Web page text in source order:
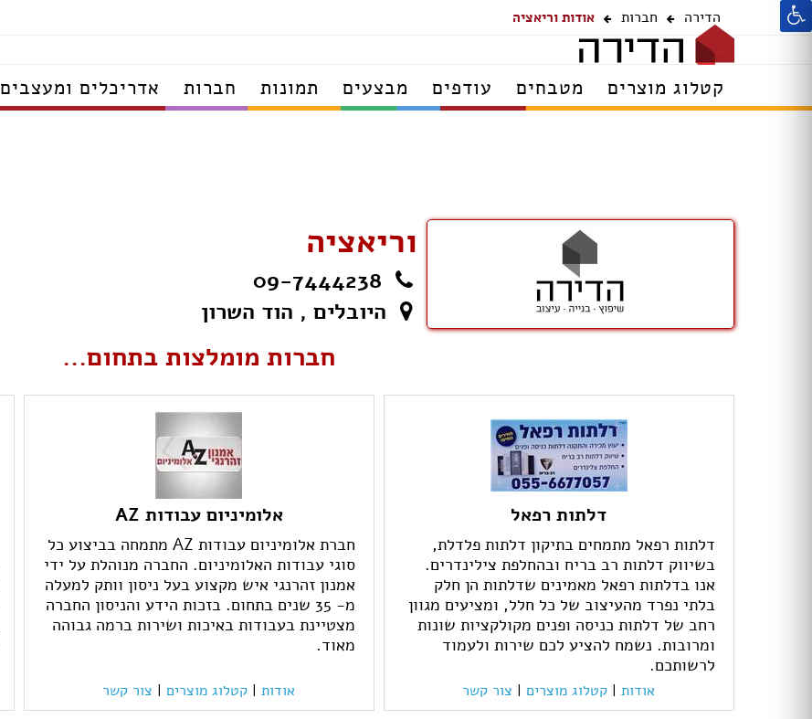
הדירה חברות אודות וריאציה
קטלוג מוצרים מטבחים עודפים מבצעים תמונות חברות אדריכלים ומעצבים
וריאציה
09-7444238
היובלים , הוד השרון
חברות מומלצות בתחום...
דלתות רפאל
דלתות רפאל מתמחים בתיקון דלתות פלדלת,
בשיווק דלתות רב בריח ובהחלפת צילינדרים.
אנו בדלתות רפאל מאמינים שדלתות הן חלק
בלתי נפרד מהעיצוב של כל חלל, ומציעים מגוון
רחב של דלתות כניסה ופנים מקולקציות שונות
ומרובות. נשמח להציע לכם שירות ולעמוד
לרשותכם.
אודות | קטלוג מוצרים | צור קשר
אלומיניום עבודות AZ
חברת אלומיניום עבודות AZ מתמחה בביצוע כל
סוגי עבודות האלומיניום. החברה מנוהלת על ידי
אמנון זהרנגי איש מקצוע בעל ניסון וותק למעלה
מ- 35 שנים בתחום. בזכות הידע והניסון החברה
מצטיינת בעבודות באיכות ושירות ברמה גבוהה
מאוד.
אודות | קטלוג מוצרים | צור קשר